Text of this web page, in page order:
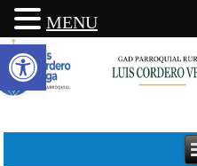
Abrir barra de herramientas
MENU